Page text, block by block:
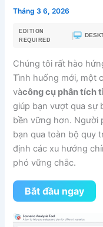
Tháng 3 6, 2026
EDITION
REQUIRED
|
Chúng tôi rất hào
Tình huống mới, một
vàcông cụ phân tích
giúp bạn vượt qua sự
bền vững hơn. Người
bạn qua toàn bộ quy
định các xu hướng
phó vững chắc.
Bắt đầu ngay